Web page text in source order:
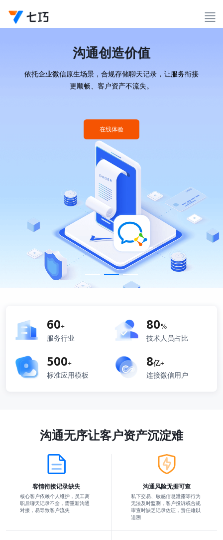
沟通创造价值
依托企业微信原生场景，合规存储聊天记录，让服务衔接
更顺畅、客户资产不流失。
在线体验
60+
服务行业
80%
技术人员占比
500+
标准应用模板
8亿+
连接微信用户
沟通无序让客户资产沉淀难
客情衔接记录缺失
核心客户依赖个人维护，员工离
职后聊天记录不全，需重新沟通
对接，易导致客户流失
沟通风险无据可查
私下交易、敏感信息泄露等行为
无法及时监测，客户投诉或合规
审查时缺乏记录佐证，责任难以
追溯